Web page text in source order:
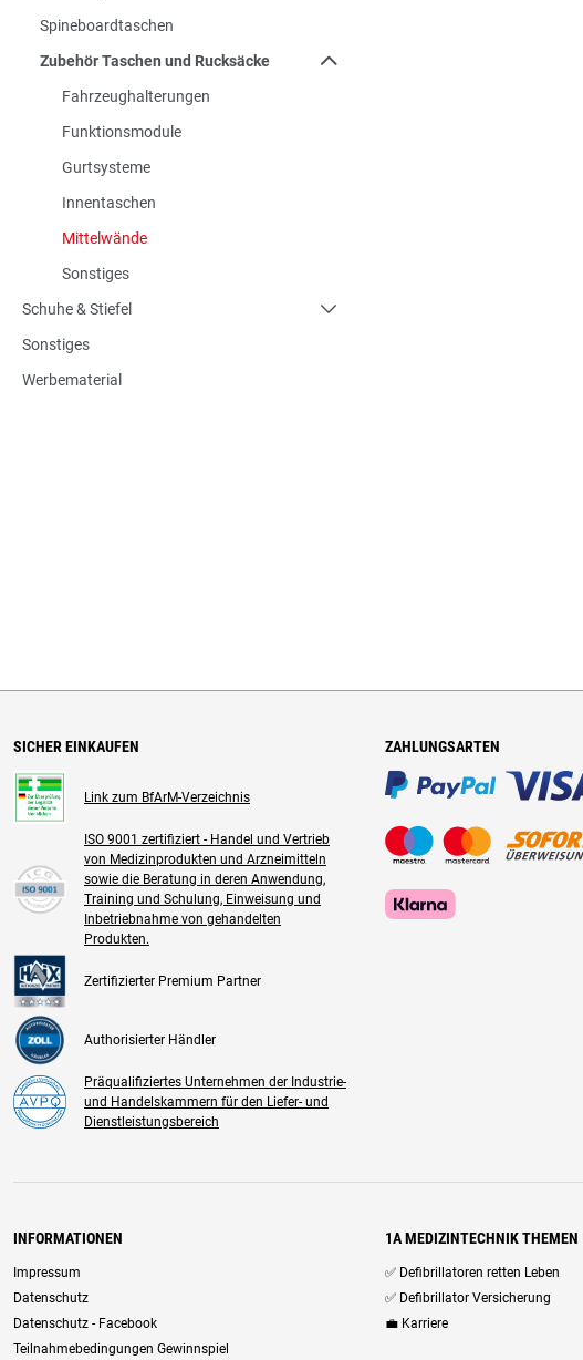
Spineboardtaschen
Zubehör Taschen und Rucksäcke
Fahrzeughalterungen
Funktionsmodule
Gurtsysteme
Innentaschen
Mittelwände
Sonstiges
Schuhe & Stiefel
Sonstiges
Werbematerial
SICHER EINKAUFEN
Link zum BfArM-Verzeichnis
ISO 9001 zertifiziert - Handel und Vertrieb
von Medizinprodukten und Arzneimitteln
sowie die Beratung in deren Anwendung,
Training und Schulung, Einweisung und
Inbetriebnahme von gehandelten
Produkten.
Zertifizierter Premium Partner
Authorisierter Händler
Präqualifiziertes Unternehmen der Industrie-
und Handelskammern für den Liefer- und
Dienstleistungsbereich
ZAHLUNGSARTEN
INFORMATIONEN
Impressum
Datenschutz
Datenschutz - Facebook
Teilnahmebedingungen Gewinnspiel
1A MEDIZINTECHNIK THEMEN
✅ Defibrillatoren retten Leben
✅ Defibrillator Versicherung
💼 Karriere